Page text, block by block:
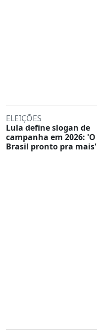
ELEIÇÕES
Lula define slogan de
campanha em 2026: 'O
Brasil pronto pra mais'